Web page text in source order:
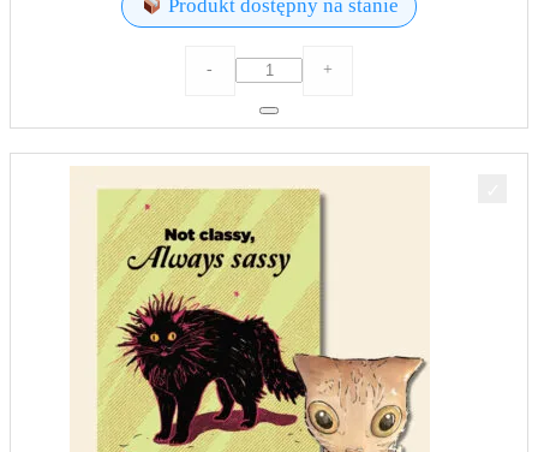
Produkt dostępny na stanie
-
Not
today
+